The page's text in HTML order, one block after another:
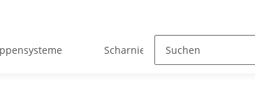
Scharniersysteme